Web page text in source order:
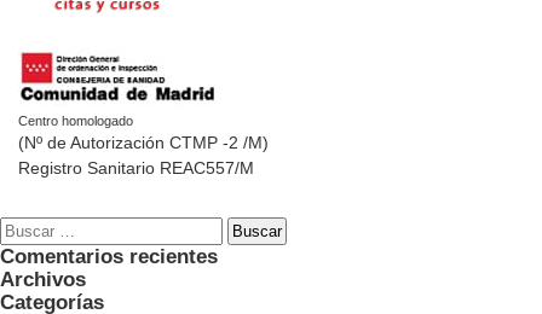
Centro homologado
(Nº de Autorización CTMP -2 /M)
Registro Sanitario REAC557/M
Buscar:
Comentarios recientes
Archivos
Categorías